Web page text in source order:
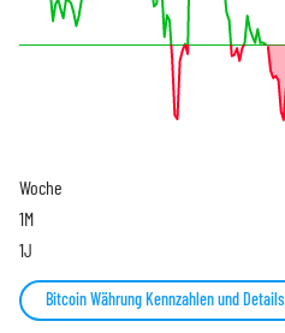
Woche
1M
1J
Bitcoin Währung Kennzahlen und Details